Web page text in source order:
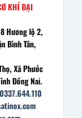
KHÍ ĐẠI
Hương lộ 2,
Bình Tân,
Xã Phước
Đồng Nai.
0337.644.110